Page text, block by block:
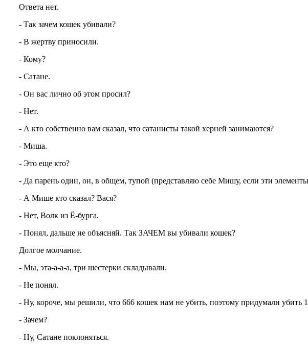
Ответа нет.
- Так зачем кошек убивали?
- В жертву приносили.
- Кому?
- Сатане.
- Он вас лично об этом просил?
- Нет.
- А кто собственно вам сказал, что сатанисты такой херней занимаются?
- Миша.
- Это еще кто?
- Да парень один, он, в общем, тупой (представляю себе Мишу, если эти
- А Мише кто сказал? Вася?
- Нет, Волк из Ё-бурга.
- Понял, дальше не объясняй. Так ЗАЧЕМ вы убивали кошек?
Долгое молчание.
- Мы, эта-а-а-а, три шестерки складывали.
- Не понял.
- Ну, короче, мы решили, что 666 кошек нам не убить, поэтому придумали убить
- Зачем?
- Ну, Сатане поклоняться.